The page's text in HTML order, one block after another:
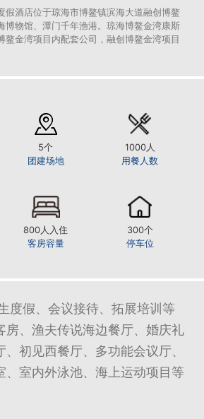
假酒店位于琼海市博鳌镇滨海大道融创博鳌
博物馆、潭门千年渔港。琼海博鳌金湾康斯
鳌金湾项目内配套公司，融创博鳌金湾项目
5个
团建场地
1000人
用餐人数
800人入住
客房容量
300个
停车位
度假、会议接待、拓展培训等
房、渔夫传说海边餐厅、婚庆礼
初见西餐厅、多功能会议厅、
、室内外泳池、海上运动项目等